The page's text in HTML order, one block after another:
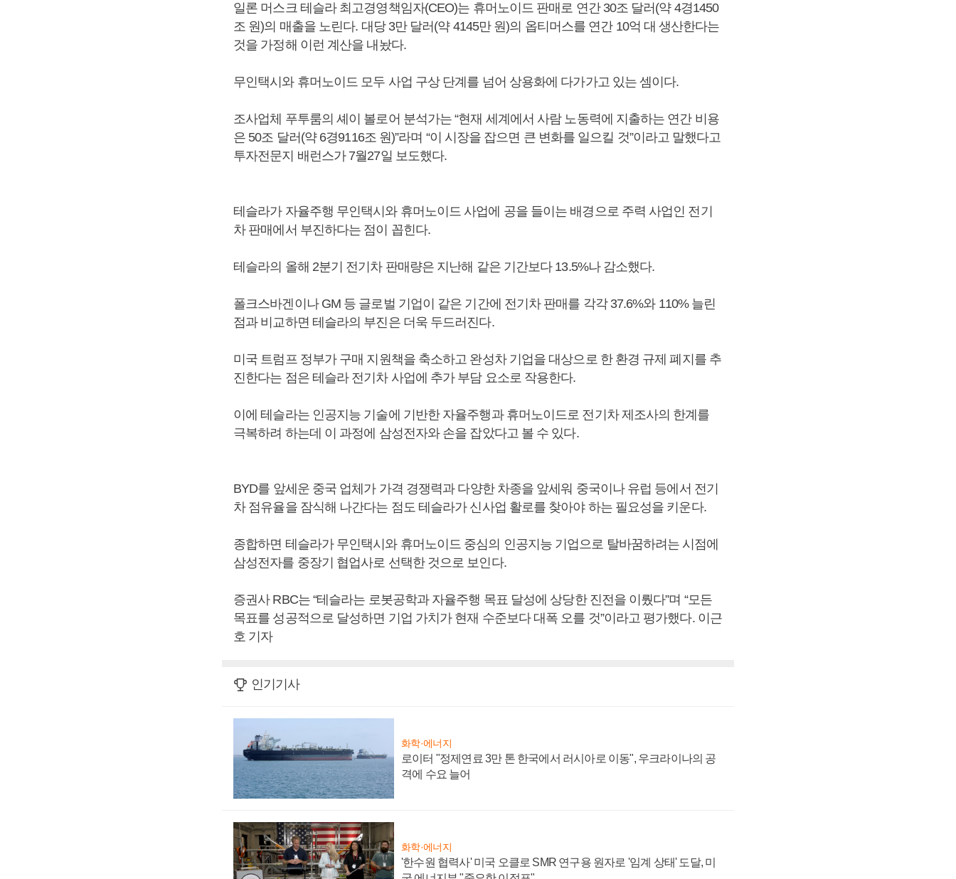
일론 머스크 테슬라 최고경영책임자(CEO)는 휴머노이드 판매로 연간 30조 달러(약 4경1450
조 원)의 매출을 노린다. 대당 3만 달러(약 4145만 원)의 옵티머스를 연간 10억 대 생산한다는
것을 가정해 이런 계산을 내놨다.
무인택시와 휴머노이드 모두 사업 구상 단계를 넘어 상용화에 다가가고 있는 셈이다.
조사업체 푸투룸의 셰이 볼로어 분석가는 “현재 세계에서 사람 노동력에 지출하는 연간 비용
은 50조 달러(약 6경9116조 원)”라며 “이 시장을 잡으면 큰 변화를 일으킬 것”이라고 말했다고
투자전문지 배런스가 7월27일 보도했다.
테슬라가 자율주행 무인택시와 휴머노이드 사업에 공을 들이는 배경으로 주력 사업인 전기
차 판매에서 부진하다는 점이 꼽힌다.
테슬라의 올해 2분기 전기차 판매량은 지난해 같은 기간보다 13.5%나 감소했다.
폴크스바겐이나 GM 등 글로벌 기업이 같은 기간에 전기차 판매를 각각 37.6%와 110% 늘린
점과 비교하면 테슬라의 부진은 더욱 두드러진다.
미국 트럼프 정부가 구매 지원책을 축소하고 완성차 기업을 대상으로 한 환경 규제 폐지를 추
진한다는 점은 테슬라 전기차 사업에 추가 부담 요소로 작용한다.
이에 테슬라는 인공지능 기술에 기반한 자율주행과 휴머노이드로 전기차 제조사의 한계를
극복하려 하는데 이 과정에 삼성전자와 손을 잡았다고 볼 수 있다.
BYD를 앞세운 중국 업체가 가격 경쟁력과 다양한 차종을 앞세워 중국이나 유럽 등에서 전기
차 점유율을 잠식해 나간다는 점도 테슬라가 신사업 활로를 찾아야 하는 필요성을 키운다.
종합하면 테슬라가 무인택시와 휴머노이드 중심의 인공지능 기업으로 탈바꿈하려는 시점에
삼성전자를 중장기 협업사로 선택한 것으로 보인다.
증권사 RBC는 “테슬라는 로봇공학과 자율주행 목표 달성에 상당한 진전을 이뤘다”며 “모든
목표를 성공적으로 달성하면 기업 가치가 현재 수준보다 대폭 오를 것”이라고 평가했다. 이근
호 기자
인기기사
화학·에너지
로이터 "정제연료 3만 톤 한국에서 러시아로 이동", 우크라이나의 공
격에 수요 늘어
화학·에너지
'한수원 협력사' 미국 오클로 SMR 연구용 원자로 '임계 상태' 도달, 미